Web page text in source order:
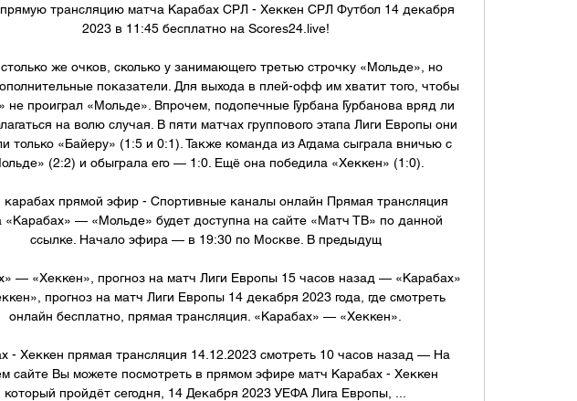
трансляцию матча Карабах СРЛ - Хеккен СРЛ Футбол 14 декабря
2023 в 11:45 бесплатно на Scores24.live!
же очков, сколько у занимающего третью строчку «Мольде», но
показатели. Для выхода в плей-офф им хватит того, чтобы
не проиграл «Мольде». Впрочем, подопечные Гурбана Гурбанова вряд ли
на волю случая. В пяти матчах группового этапа Лиги Европы они
только «Байеру» (1:5 и 0:1). Также команда из Агдама сыграла вничью с
(2:2) и обыграла его — 1:0. Ещё она победила «Хеккен» (1:0).
карабах прямой эфир - Спортивные каналы онлайн Прямая трансляция
«Карабах» — «Мольде» будет доступна на сайте «Матч ТВ» по данной
ссылке. Начало эфира — в 19:30 по Москве. В предыдущ
— «Хеккен», прогноз на матч Лиги Европы 15 часов назад — «Карабах»
прогноз на матч Лиги Европы 14 декабря 2023 года, где смотреть
онлайн бесплатно, прямая трансляция. «Карабах» — «Хеккен».
- Хеккен прямая трансляция 14.12.2023 смотреть 10 часов назад — На
сайте Вы можете посмотреть в прямом эфире матч Карабах - Хеккен
который пройдёт сегодня, 14 Декабря 2023 УЕФА Лига Европы, ...